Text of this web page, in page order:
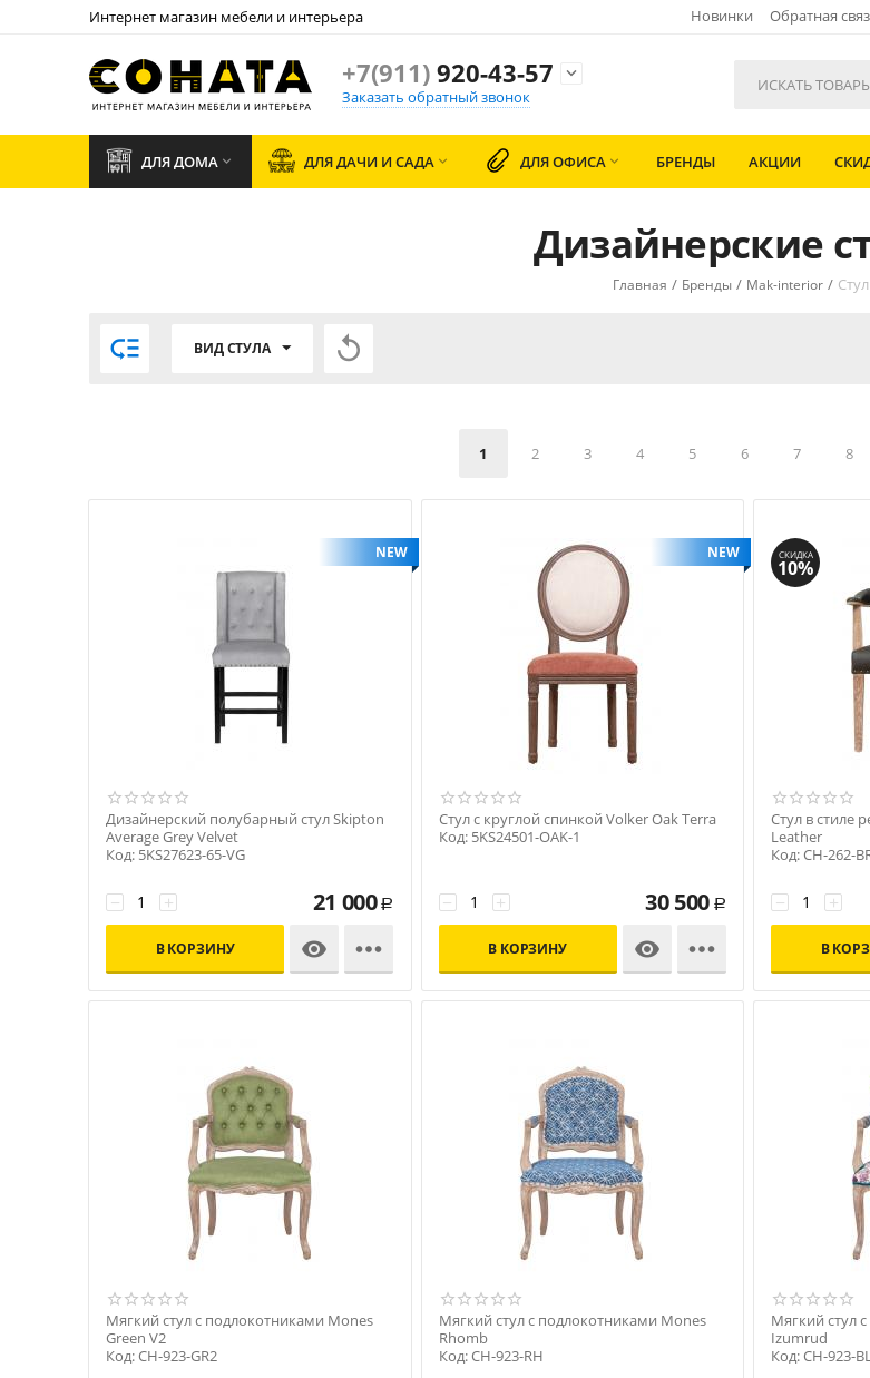
Интернет магазин мебели и интерьера Новинки Обратная
+7(911)920-43-57

Заказать обратный звонок
ДЛЯ ДОМА  ДЛЯ ДАЧИ И САДА  ДЛЯ ОФИСА  БРЕНДЫ АКЦИИ
Дизайнерские
Главная / Бренды / Mak-interior /
 ВИД СТУЛА 
1 2 3 4 5 6 7 8
NEW
Дизайнерский полубарный стул Skipton
Average Grey Velvet
Код: 5KS27623-65-VG
+
− 21 000 Р
В КОРЗИНУ 

NEW
Стул с круглой спинкой Volker Oak Terra
Код: 5KS24501-OAK-1
+
− 30 500 Р
В КОРЗИНУ 

СКИДКА
10%
Стул в стиле
Leather
Код: CH-262-
+
−
В
Мягкий стул с подлокотниками Mones
Green V2
Код: CH-923-GR2
Мягкий стул с подлокотниками Mones
Rhomb
Код: CH-923-RH
Мягкий стул
Izumrud
Код: CH-923-